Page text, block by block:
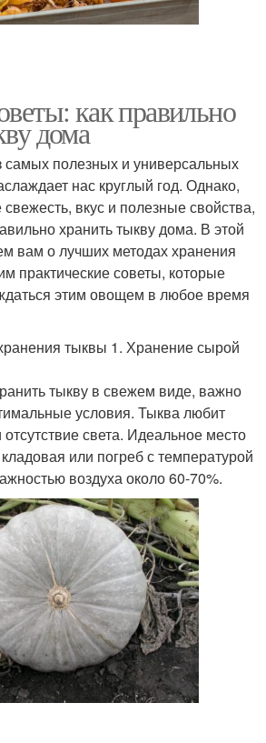
как правильно
дома
самых полезных и универсальных
нас круглый год. Однако,
вкус и полезные свойства,
хранить тыкву дома. В этой
вам о лучших методах хранения
практические советы, которые
этим овощем в любое время
тыквы 1. Хранение сырой
тыкву в свежем виде, важно
условия. Тыква любит
отсутствие света. Идеальное место
или погреб с температурой
воздуха около 60-70%.